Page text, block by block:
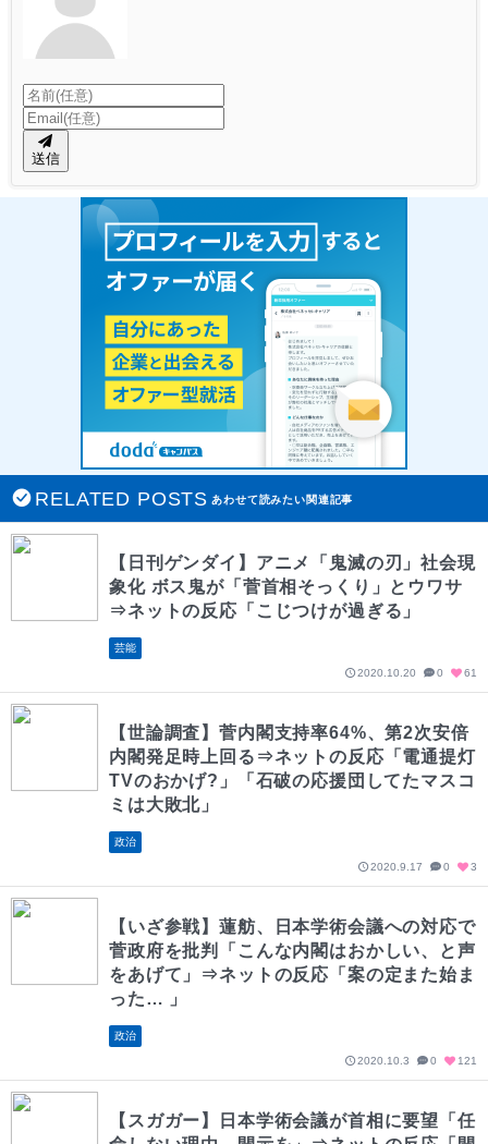
送信
RELATED POSTS あわせて読みたい関連記事
【日刊ゲンダイ】アニメ「鬼滅の刃」社会現
象化 ボス鬼が「菅首相そっくり」とウワサ
⇒ネットの反応「こじつけが過ぎる」
芸能
2020.10.20 0 61
【世論調査】菅内閣支持率64%、第2次安倍
内閣発足時上回る⇒ネットの反応「電通提灯
TVのおかげ?」「石破の応援団してたマスコ
ミは大敗北」
政治
2020.9.17 0 3
【いざ参戦】蓮舫、日本学術会議への対応で
菅政府を批判「こんな内閣はおかしい、と声
をあげて」⇒ネットの反応「案の定また始ま
った… 」
政治
2020.10.3 0 121
【スガガー】日本学術会議が首相に要望「任